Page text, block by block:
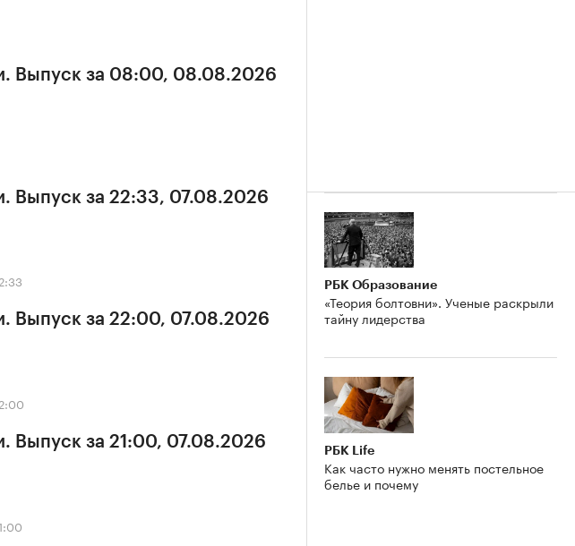
Выпуск за 08:00, 08.08.2026
Выпуск за 22:33, 07.08.2026
Выпуск за 22:00, 07.08.2026
Выпуск за 21:00, 07.08.2026
РБК Образование
«Теория болтовни». Ученые раскрыли
тайну лидерства
РБК Life
Как часто нужно менять постельное
белье и почему